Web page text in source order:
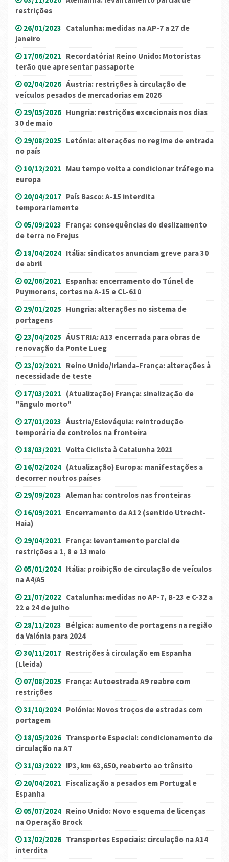
restrições
26/01/2023 Catalunha: medidas na AP-7 a 27 de
janeiro
17/06/2021 Recordatória! Reino Unido: Motoristas
terão que apresentar passaporte
02/04/2026 Áustria: restrições à circulação de
veículos pesados ​​de mercadorias em 2026
29/05/2026 Hungria: restrições excecionais nos dias
30 de maio
29/08/2025 Letónia: alterações no regime de entrada
no país
10/12/2021 Mau tempo volta a condicionar tráfego na
europa
20/04/2017 País Basco: A-15 interdita
temporariamente
05/09/2023 França: consequências do deslizamento
de terra no Frejus
18/04/2024 Itália: sindicatos anunciam greve para 30
de abril
02/06/2021 Espanha: encerramento do Túnel de
Puymorens, cortes na A-15 e CL-610
29/01/2025 Hungria: alterações no sistema de
portagens
23/04/2025 ÁUSTRIA: A13 encerrada para obras de
renovação da Ponte Lueg
23/02/2021 Reino Unido/Irlanda-França: alterações à
necessidade de teste
17/03/2021 (Atualização) França: sinalização de
"ângulo morto"
27/01/2023 Áustria/Eslováquia: reintrodução
temporária de controlos na fronteira
18/03/2021 Volta Ciclista à Catalunha 2021
16/02/2024 (Atualização) Europa: manifestações a
decorrer noutros países
29/09/2023 Alemanha: controlos nas fronteiras
16/09/2021 Encerramento da A12 (sentido Utrecht-
Haia)
29/04/2021 França: levantamento parcial de
restrições a 1, 8 e 13 maio
05/01/2024 Itália: proibição de circulação de veículos
na A4/A5
21/07/2022 Catalunha: medidas no AP-7, B-23 e C-32 a
22 e 24 de julho
28/11/2023 Bélgica: aumento de portagens na região
da Valónia para 2024
30/11/2017 Restrições à circulação em Espanha
(Lleida)
07/08/2025 França: Autoestrada A9 reabre com
restrições
31/10/2024 Polónia: Novos troços de estradas com
portagem
18/05/2026 Transporte Especial: condicionamento de
circulação na A7
31/03/2022 IP3, km 63,650, reaberto ao trânsito
20/04/2021 Fiscalização a pesados em Portugal e
Espanha
05/07/2024 Reino Unido: Novo esquema de licenças
na Operação Brock
13/02/2026 Transportes Especiais: circulação na A14
interdita